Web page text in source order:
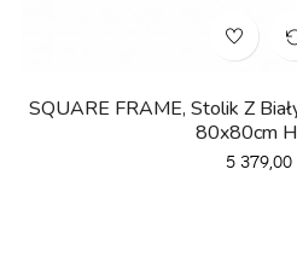
SQUARE FRAME, Stolik Z
80x80cm
Cena
5 379,00